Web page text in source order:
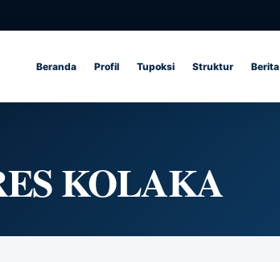
Beranda Profil Tupoksi Struktur Berita
KOLAKA